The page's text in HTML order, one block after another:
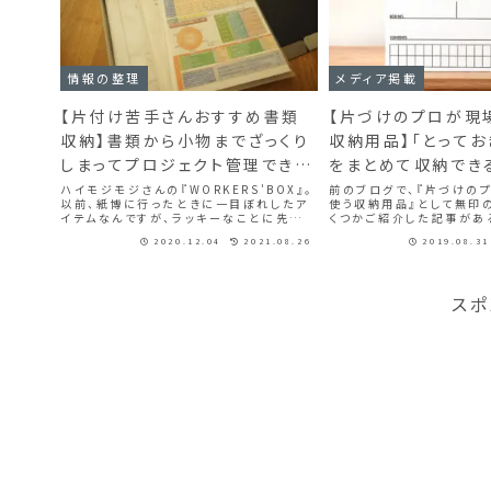
情報の整理
【片付け苦手さんおすすめ書類
収納】書類から小物までざっくり
しまってプロジェクト管理できる
『WORKERS’BOX』
ハイモジモジさんの『WORKERS'BOX』。
以前、紙博に行ったときに一目ぼれしたア
イテムなんですが、ラッキーなことに先日ハ
が！昨日はとっても素敵なお宅へ取材に行
2020.12.04 2021.08.26
メディア掲載
【片づけのプロが現
収納用品】「とって
をまとめて収納でき
ボックス
前のブログで、『片づけの
使う収納用品』として無印
くつかご紹介した記事があ
ご提案する商品があります
2019.08.31
ス